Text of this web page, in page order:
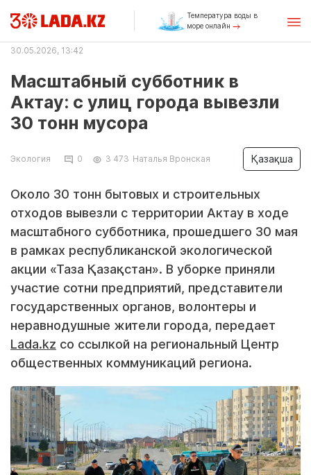
Температура воды в
море онлайн
30.05.2026, 13:42
Масштабный субботник в
Актау: с улиц города вывезли
30 тонн мусора
Экология 0 3 473 Наталья Вронская Қазақша
Около 30 тонн бытовых и строительных
отходов вывезли с территории Актау в ходе
масштабного субботника, прошедшего 30 мая
в рамках республиканской экологической
акции «Таза Қазақстан». В уборке приняли
участие сотни предприятий, представители
государственных органов, волонтеры и
неравнодушные жители города, передает
Lada.kz со ссылкой на региональный Центр
общественных коммуникаций региона.